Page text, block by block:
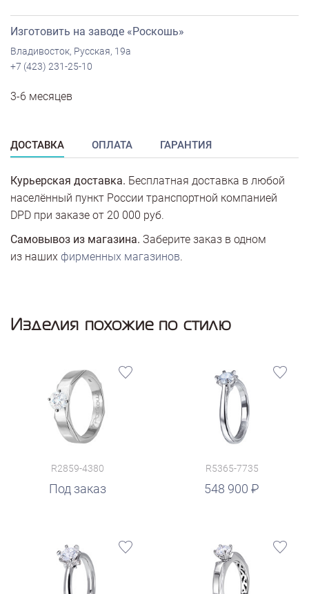
Изготовить на заводе «Роскошь»
Владивосток, Русская, 19а
+7 (423) 231-25-10
3-6 месяцев
ДОСТАВКА ОПЛАТА ГАРАНТИЯ
Курьерская доставка. Бесплатная доставка в любой
населённый пункт России транспортной компанией
DPD при заказе от 20 000 руб.
Самовывоз из магазина. Заберите заказ в одном
из наших фирменных магазинов.
Изделия похожие по стилю
R2859-4380
Под заказ
R5365-7735
548 900
руб.